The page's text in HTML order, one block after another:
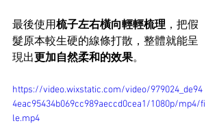
最後使用梳子左右橫向輕輕梳理，把假
髮原本較生硬的線條打散，整體就能呈
現出更加自然柔和的效果。
https://video.wixstatic.com/video/979024_de94
4eac95434b069cc989aeccd0cea1/1080p/mp4/fi
le.mp4